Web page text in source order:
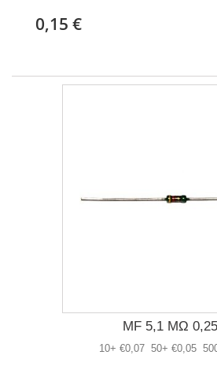
0,15 €
MF 5,1 MΩ
10+ €0,07 50+ €0,05